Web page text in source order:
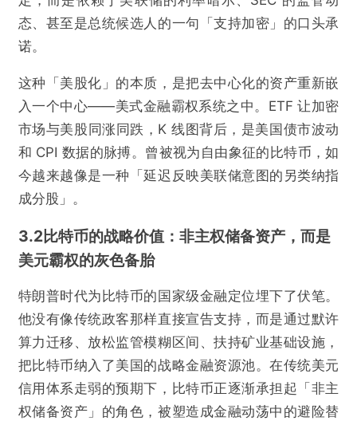
态、甚至是总统候选人的一句「支持加密」的口头承
诺。
这种「美股化」的本质，是把去中心化的资产重新嵌
入一个中心——美式金融霸权系统之中。ETF 让加密
市场与美股同涨同跌，K 线图背后，是美国债市波动
和 CPI 数据的脉搏。曾被视为自由象征的比特币，如
今越来越像是一种「延迟反映美联储意图的另类纳指
成分股」。
3.2比特币的战略价值：非主权储备资产，而是
美元霸权的灰色备胎
特朗普时代为比特币的国家级金融定位埋下了伏笔。
他没有像传统政客那样直接宣告支持，而是通过默许
算力迁移、放松监管模糊区间、扶持矿业基础设施，
把比特币纳入了美国的战略金融资源池。在传统美元
信用体系走弱的预期下，比特币正逐渐承担起「非主
权储备资产」的角色，被塑造成金融动荡中的避险替